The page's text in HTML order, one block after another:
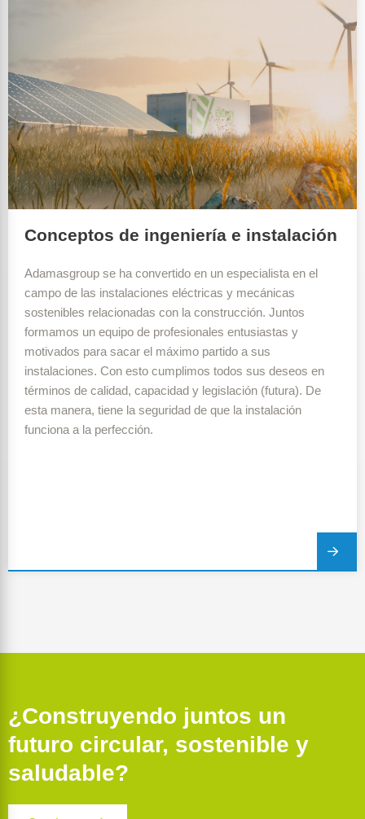
Conceptos de ingeniería e instalación
Adamasgroup se ha convertido en un especialista en el
campo de las instalaciones eléctricas y mecánicas
sostenibles relacionadas con la construcción. Juntos
formamos un equipo de profesionales entusiastas y
motivados para sacar el máximo partido a sus
instalaciones. Con esto cumplimos todos sus deseos en
términos de calidad, capacidad y legislación (futura). De
esta manera, tiene la seguridad de que la instalación
funciona a la perfección.
¿Construyendo juntos un
futuro circular, sostenible y
saludable?